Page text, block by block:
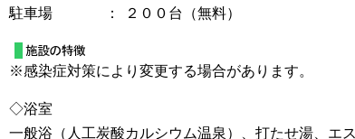
駐車場
： ２００台（無料）
※感染症対策により変更する場合があります。
◇浴室
一般浴（人工炭酸カルシウム温泉）、打たせ湯、エ